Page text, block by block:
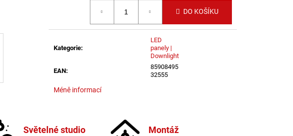
DO KOŠÍKU
Kategorie:
LED
panely |
Downlight
EAN:
85908495
32555
Méně informací
Světelné studio Montáž